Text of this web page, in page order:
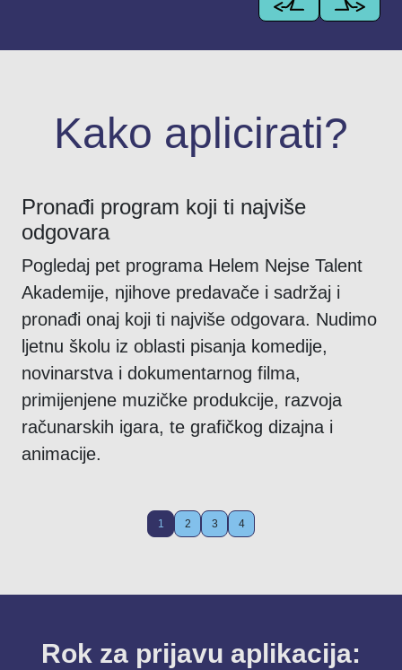
Kako aplicirati?
Pronađi program koji ti najviše
odgovara
Pogledaj pet programa Helem Nejse Talent
Akademije, njihove predavače i sadržaj i
pronađi onaj koji ti najviše odgovara. Nudimo
ljetnu školu iz oblasti pisanja komedije,
novinarstva i dokumentarnog filma,
primijenjene muzičke produkcije, razvoja
računarskih igara, te grafičkog dizajna i
animacije.
1 2 3 4
Rok za prijavu aplikacija: